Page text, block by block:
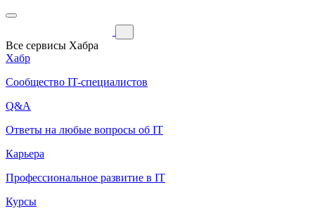
Все сервисы Хабра
Хабр
Сообщество IT-специалистов
Q&A
Ответы на любые вопросы об IT
Карьера
Профессиональное развитие в IT
Курсы